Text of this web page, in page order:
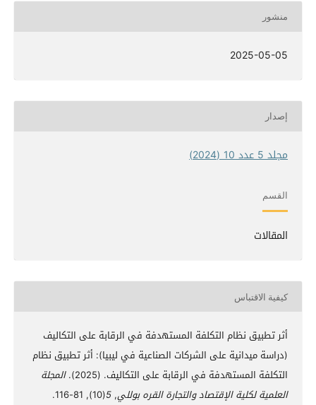
منشور
2025-05-05
إصدار
مجلد 5 عدد 10 (2024)
القسم
المقالات
كيفية الاقتباس
أثر تطبيق نظام التكلفة المستهدفة في الرقابة على التكاليف
(دراسة ميدانية على الشركات الصناعية في ليبيا): أثر تطبيق نظام
التكلفة المستهدفة في الرقابة على التكاليف. (2025).
المجلة
العلمية لكلية الإقتصاد والتجارة القره بوللي,
5
(10), 81-116.